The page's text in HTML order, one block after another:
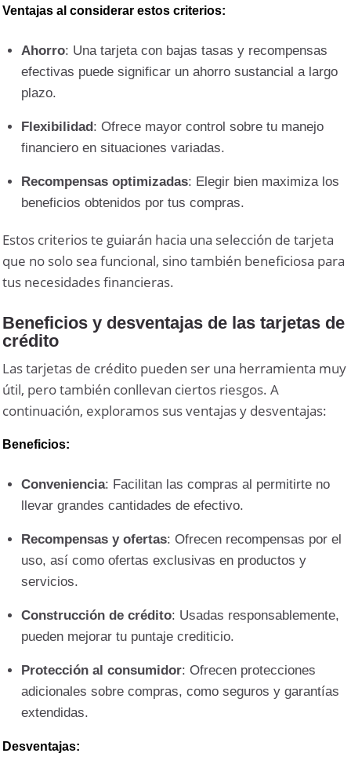
Ventajas al considerar estos criterios:
Ahorro: Una tarjeta con bajas tasas y recompensas
efectivas puede significar un ahorro sustancial a largo
plazo.
Flexibilidad: Ofrece mayor control sobre tu manejo
financiero en situaciones variadas.
Recompensas optimizadas: Elegir bien maximiza los
beneficios obtenidos por tus compras.
Estos criterios te guiarán hacia una selección de tarjeta
que no solo sea funcional, sino también beneficiosa para
tus necesidades financieras.
Beneficios y desventajas de las tarjetas de
crédito
Las tarjetas de crédito pueden ser una herramienta muy
útil, pero también conllevan ciertos riesgos. A
continuación, exploramos sus ventajas y desventajas:
Beneficios:
Conveniencia: Facilitan las compras al permitirte no
llevar grandes cantidades de efectivo.
Recompensas y ofertas: Ofrecen recompensas por el
uso, así como ofertas exclusivas en productos y
servicios.
Construcción de crédito: Usadas responsablemente,
pueden mejorar tu puntaje crediticio.
Protección al consumidor: Ofrecen protecciones
adicionales sobre compras, como seguros y garantías
extendidas.
Desventajas: